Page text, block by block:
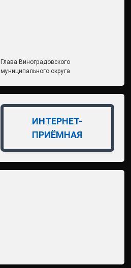
Глава Виноградовского
муниципального округа
ИНТЕРНЕТ-
ПРИЁМНАЯ